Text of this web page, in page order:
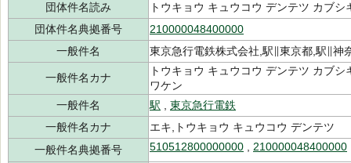
団体件名読み
トウキョウ キュウコウ デンテツ カブシ
団体件名典拠番号
210000048400000
一般件名
東京急行電鉄株式会社,駅∥東京都,駅∥神
一般件名カナ
トウキョウ キュウコウ デンテツ カブ
ワケン
一般件名
駅
東京急行電鉄
一般件名カナ
エキ,トウキョウ キュウコウ デンテツ
一般件名典拠番号
510512800000000 210000048400000